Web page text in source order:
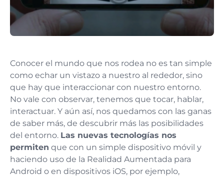
Conocer el mundo que nos rodea no es tan simple
como echar un vistazo a nuestro al rededor, sino
que hay que interaccionar con nuestro entorno.
No vale con observar, tenemos que tocar, hablar,
interactuar. Y aún así, nos quedamos con las ganas
de saber más, de descubrir más las posibilidades
del entorno. Las nuevas tecnologías nos
permiten que con un simple dispositivo móvil y
haciendo uso de la Realidad Aumentada para
Android o en dispositivos iOS, por ejemplo,